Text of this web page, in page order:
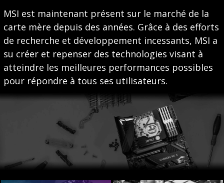
MSI est maintenant présent sur le marché de la
carte mère depuis des années. Grâce à des efforts
de recherche et développement incessants, MSI a
su créer et repenser des technologies visant à
atteindre les meilleures performances possibles
pour répondre à tous ses utilisateurs.